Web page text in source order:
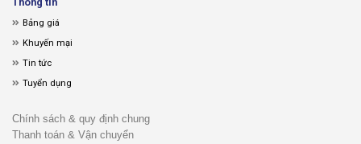
Bảng giá
Khuyến mại
Tin tức
Tuyển dụng
Chính sách & quy định chung
Thanh toán & Vận chuyển